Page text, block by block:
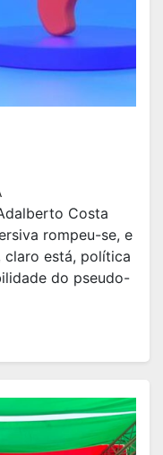
Costa
rompeu-se, e
claro está, política
do pseudo-